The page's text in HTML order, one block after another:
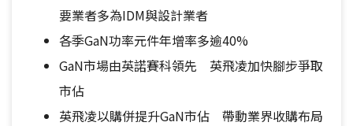
要業者多為IDM與設計業者
各季GaN功率元件年增率多逾40%
GaN市場由英諾賽科領先 英飛凌加快腳步爭取
市佔
英飛凌以購併提升GaN市佔 帶動業界收購布局